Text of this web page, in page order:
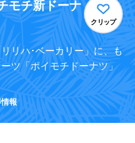
モチ新ドーナ
クリップ
リハ･ベーカリー」に、も
ツ「ポイモチドーナツ」
報